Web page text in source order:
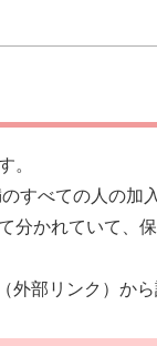
。
すべての人の加
分かれていて、
（外部リンク）か